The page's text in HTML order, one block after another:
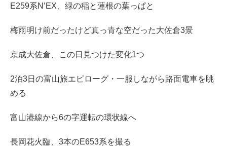
E259系N’EX、緑の稲と蓮根の葉っぱと
梅雨明け前だったけど真っ青な空だった大佐倉3景
京成大佐倉、この日見つけた変化1つ
2泊3日の富山旅エピローグ・一服しながら路面電車を眺
める
富山港線から6の字運転の環状線へ
長岡花火臨、3本のE653系を撮る